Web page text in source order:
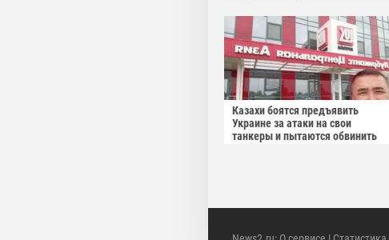
Казахи боятся предъявить
Украине за атаки на свои
танкеры и пытаются обвинить